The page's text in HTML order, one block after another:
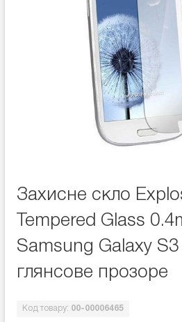
Захисне скло
Tempered Glass
Samsung Galaxy S3
глянсове прозоре
Код товару: 00-00006465